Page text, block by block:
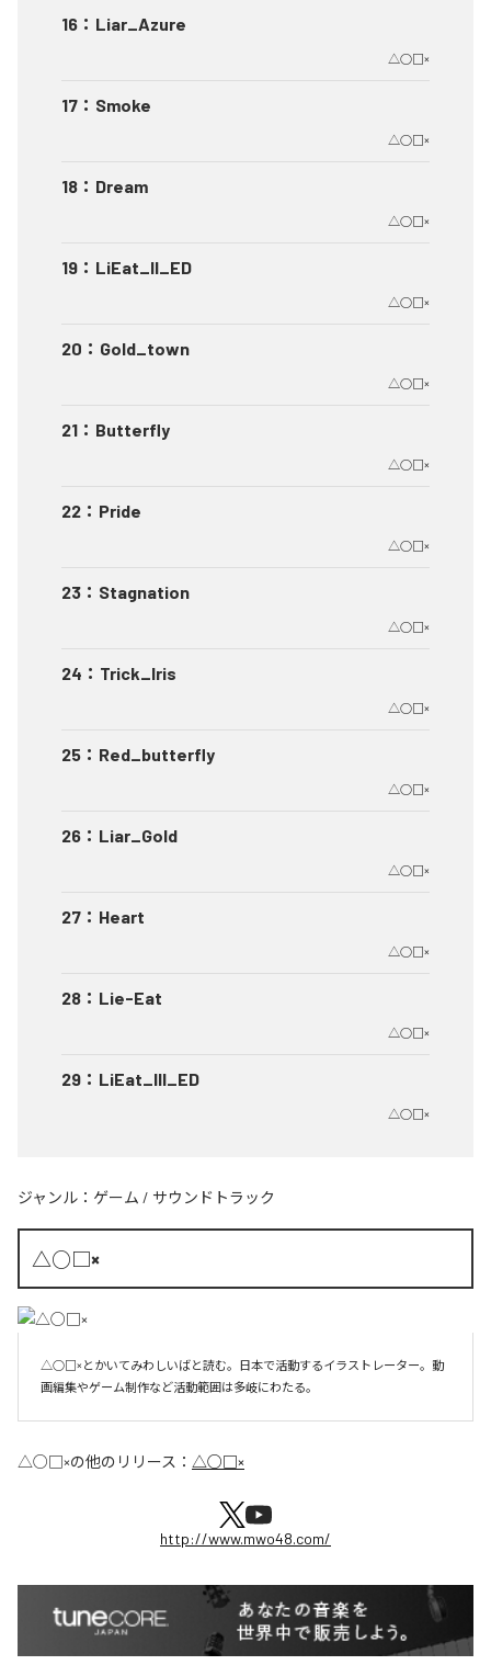
16 ： Liar_Azure
△○□×
17 ： Smoke
△○□×
18 ： Dream
△○□×
19 ： LiEat_II_ED
△○□×
20 ： Gold_town
△○□×
21 ： Butterfly
△○□×
22 ： Pride
△○□×
23 ： Stagnation
△○□×
24 ： Trick_Iris
△○□×
25 ： Red_butterfly
△○□×
26 ： Liar_Gold
△○□×
27 ： Heart
△○□×
28 ： Lie-Eat
△○□×
29 ： LiEat_III_ED
△○□×
ジャンル： ゲーム / サウンドトラック
△○□×
△○□×とかいてみわしいばと読む。日本で活動するイラストレーター。動
画編集やゲーム制作など活動範囲は多岐にわたる。
△○□×の他のリリース： △○□×
http://www.mwo48.com/